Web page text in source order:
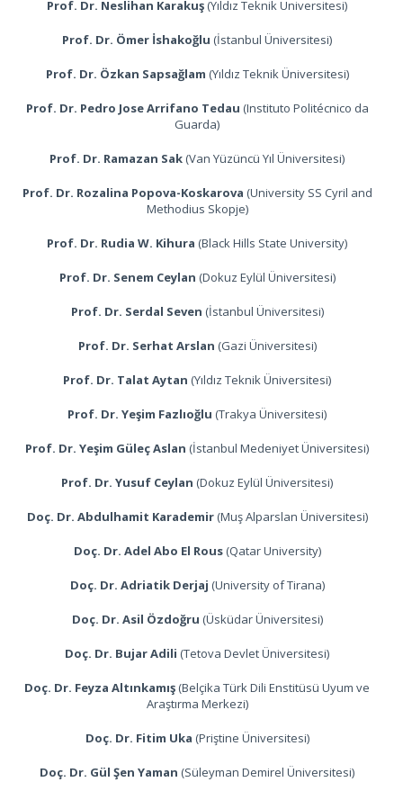
Prof. Dr. Neslihan Karakuş (Yıldız Teknik Üniversitesi)
Prof. Dr. Ömer İshakoğlu (İstanbul Üniversitesi)
Prof. Dr. Özkan Sapsağlam (Yıldız Teknik Üniversitesi)
Prof. Dr. Pedro Jose Arrifano Tedau (Instituto Politécnico da
Guarda)
Prof. Dr. Ramazan Sak (Van Yüzüncü Yıl Üniversitesi)
Prof. Dr. Rozalina Popova-Koskarova (University SS Cyril and
Methodius Skopje)
Prof. Dr. Rudia W. Kihura (Black Hills State University)
Prof. Dr. Senem Ceylan (Dokuz Eylül Üniversitesi)
Prof. Dr. Serdal Seven (İstanbul Üniversitesi)
Prof. Dr. Serhat Arslan (Gazi Üniversitesi)
Prof. Dr. Talat Aytan (Yıldız Teknik Üniversitesi)
Prof. Dr. Yeşim Fazlıoğlu (Trakya Üniversitesi)
Prof. Dr. Yeşim Güleç Aslan (İstanbul Medeniyet Üniversitesi)
Prof. Dr. Yusuf Ceylan (Dokuz Eylül Üniversitesi)
Doç. Dr. Abdulhamit Karademir(Muş Alparslan Üniversitesi)
Doç. Dr. Adel Abo El Rous(Qatar University)
Doç. Dr. Adriatik Derjaj (University of Tirana)
Doç. Dr. Asil Özdoğru (Üsküdar Üniversitesi)
Doç. Dr. Bujar Adili (Tetova Devlet Üniversitesi)
Doç. Dr. Feyza Altınkamış (Belçika Türk Dili Enstitüsü Uyum ve
Araştırma Merkezi)
Doç. Dr. Fitim Uka (Priştine Üniversitesi)
Doç. Dr. Gül Şen Yaman (Süleyman Demirel Üniversitesi)